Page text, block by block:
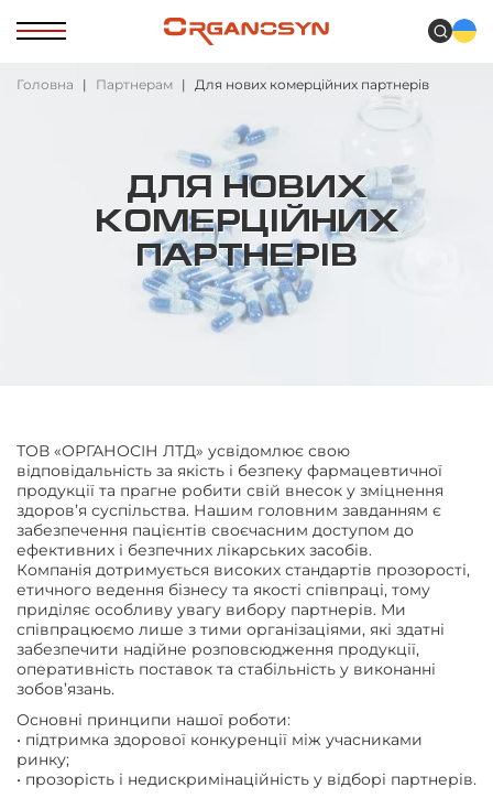
Головна Партнерам Для нових комерційних партнерів
ДЛЯ НОВИХ
КОМЕРЦІЙНИХ
ПАРТНЕРІВ
ТОВ «ОРГАНОСІН ЛТД» усвідомлює свою
відповідальність за якість і безпеку фармацевтичної
продукції та прагне робити свій внесок у зміцнення
здоров’я суспільства. Нашим головним завданням є
забезпечення пацієнтів своєчасним доступом до
ефективних і безпечних лікарських засобів.
Компанія дотримується високих стандартів прозорості,
етичного ведення бізнесу та якості співпраці, тому
приділяє особливу увагу вибору партнерів. Ми
співпрацюємо лише з тими організаціями, які здатні
забезпечити надійне розповсюдження продукції,
оперативність поставок та стабільність у виконанні
зобов’язань.
Основні принципи нашої роботи:
• підтримка здорової конкуренції між учасниками
ринку;
• прозорість і недискримінаційність у відборі партнерів.